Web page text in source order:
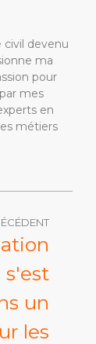
civil devenu
ma
pour
mes
en
métiers
s'est
un
les